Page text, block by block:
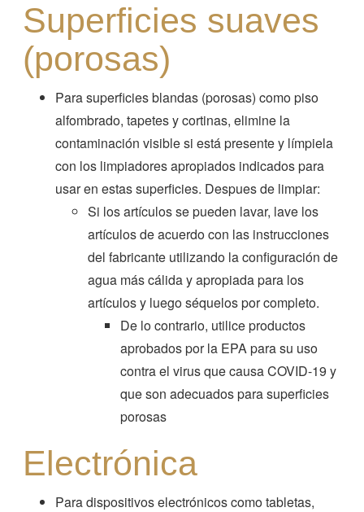
Superficies suaves
(porosas)
Para superficies blandas (porosas) como piso
alfombrado, tapetes y cortinas, elimine la
contaminación visible si está presente y límpiela
con los limpiadores apropiados indicados para
usar en estas superficies. Despues de limpiar:
Si los artículos se pueden lavar, lave los
artículos de acuerdo con las instrucciones
del fabricante utilizando la configuración de
agua más cálida y apropiada para los
artículos y luego séquelos por completo.
De lo contrario, utilice productos
aprobados por la EPA para su uso
contra el virus que causa COVID-19 y
que son adecuados para superficies
porosas
Electrónica
Para dispositivos electrónicos como tabletas,